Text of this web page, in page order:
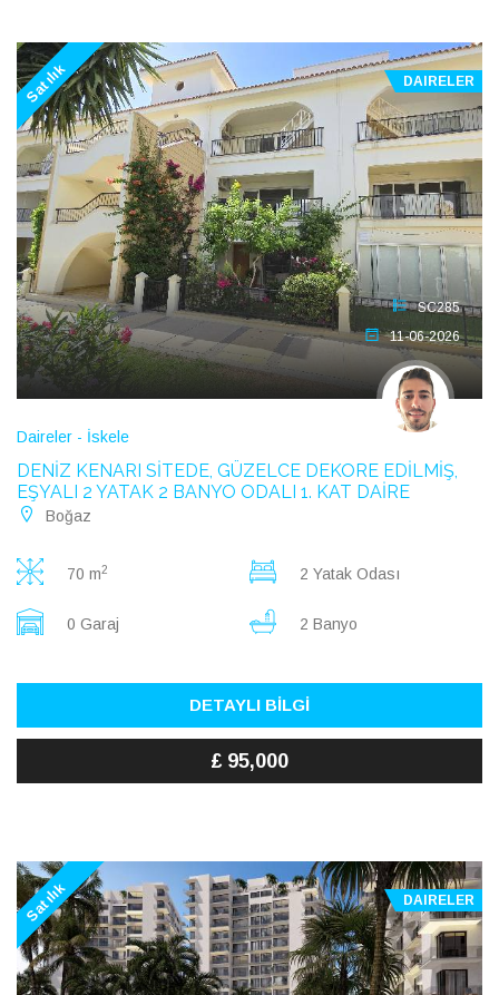
Satılık DAIRELER
SC285
11-06-2026
Daireler - İskele
DENİZ KENARI SİTEDE, GÜZELCE DEKORE EDİLMİŞ,
EŞYALI 2 YATAK 2 BANYO ODALI 1. KAT DAİRE
Boğaz
70 m2 2 Yatak Odası
0 Garaj 2 Banyo
DETAYLI BİLGİ
£ 95,000
Satılık DAIRELER